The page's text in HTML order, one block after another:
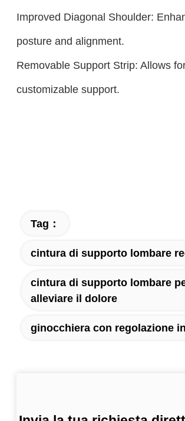
Improved Diagonal Shoulder:
posture and alignment.
Removable Support Strip: Allows
customizable support.
Tag：
cintura di supporto lombare
cintura di supporto lombare
alleviare il dolore
ginocchiera con regolazione